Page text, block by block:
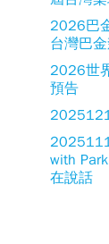
2026巴
台灣巴
2026世
預告
with
在說話